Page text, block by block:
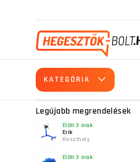
KATEGÓRIA
Legújabb megrendelések
Előtt 3 órák
Erik
Keszthely
Előtt 3 órák